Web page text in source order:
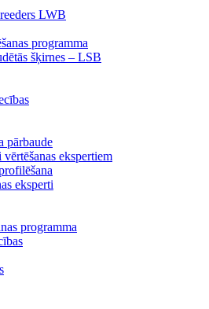
LWB
programma
šķirnes – LSB
pārbaude
ekspertiem
eksperti
programma